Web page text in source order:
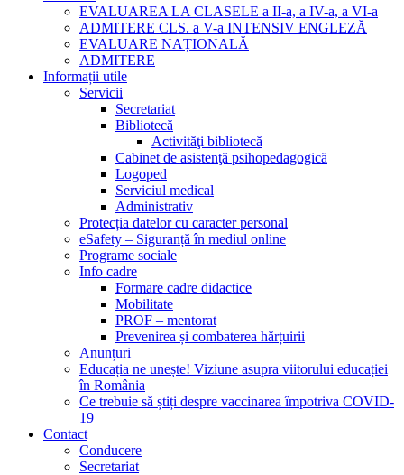
EVALUAREA LA CLASELE a II-a, a IV-a, a VI-a
ADMITERE CLS. a V-a INTENSIV ENGLEZĂ
EVALUARE NAȚIONALĂ
ADMITERE
Informații utile
Servicii
Secretariat
Bibliotecă
Activităţi bibliotecă
Cabinet de asistenţă psihopedagogică
Logoped
Serviciul medical
Administrativ
Protecția datelor cu caracter personal
eSafety – Siguranță în mediul online
Programe sociale
Info cadre
Formare cadre didactice
Mobilitate
PROF – mentorat
Prevenirea și combaterea hărțuirii
Anunțuri
Educația ne unește! Viziune asupra viitorului educației
în România
Ce trebuie să știți despre vaccinarea împotriva COVID-
19
Contact
Conducere
Secretariat